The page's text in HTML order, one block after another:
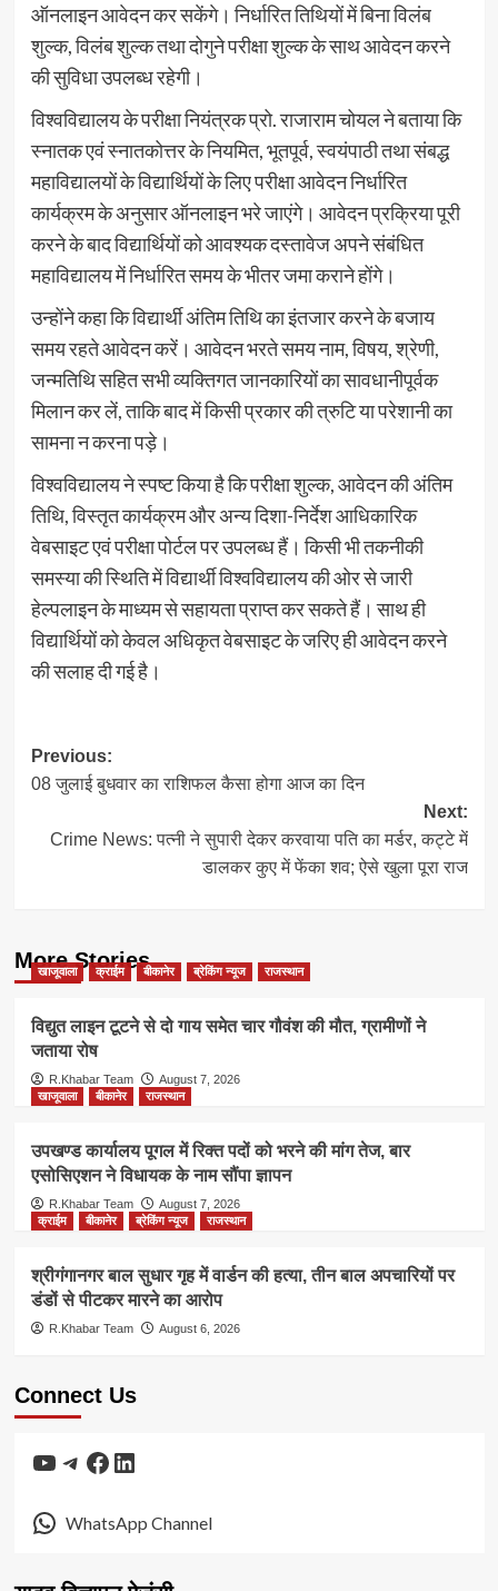
ऑनलाइन आवेदन कर सकेंगे। निर्धारित तिथियों में बिना विलंब
शुल्क, विलंब शुल्क तथा दोगुने परीक्षा शुल्क के साथ आवेदन करने
की सुविधा उपलब्ध रहेगी।
विश्वविद्यालय के परीक्षा नियंत्रक प्रो. राजाराम चोयल ने बताया कि
स्नातक एवं स्नातकोत्तर के नियमित, भूतपूर्व, स्वयंपाठी तथा संबद्ध
महाविद्यालयों के विद्यार्थियों के लिए परीक्षा आवेदन निर्धारित
कार्यक्रम के अनुसार ऑनलाइन भरे जाएंगे। आवेदन प्रक्रिया पूरी
करने के बाद विद्यार्थियों को आवश्यक दस्तावेज अपने संबंधित
महाविद्यालय में निर्धारित समय के भीतर जमा कराने होंगे।
उन्होंने कहा कि विद्यार्थी अंतिम तिथि का इंतजार करने के बजाय
समय रहते आवेदन करें। आवेदन भरते समय नाम, विषय, श्रेणी,
जन्मतिथि सहित सभी व्यक्तिगत जानकारियों का सावधानीपूर्वक
मिलान कर लें, ताकि बाद में किसी प्रकार की त्रुटि या परेशानी का
सामना न करना पड़े।
विश्वविद्यालय ने स्पष्ट किया है कि परीक्षा शुल्क, आवेदन की अंतिम
तिथि, विस्तृत कार्यक्रम और अन्य दिशा-निर्देश आधिकारिक
वेबसाइट एवं परीक्षा पोर्टल पर उपलब्ध हैं। किसी भी तकनीकी
समस्या की स्थिति में विद्यार्थी विश्वविद्यालय की ओर से जारी
हेल्पलाइन के माध्यम से सहायता प्राप्त कर सकते हैं। साथ ही
विद्यार्थियों को केवल अधिकृत वेबसाइट के जरिए ही आवेदन करने
की सलाह दी गई है।
Post
navigation
Previous:
08 जुलाई बुधवार का राशिफल कैसा होगा आज का दिन
Next:
Crime News: पत्नी ने सुपारी देकर करवाया पति का मर्डर, कट्टे में
डालकर कुए में फेंका शव; ऐसे खुला पूरा राज
More Stories
खाजूवाला क्राईम बीकानेर ब्रेकिंग न्यूज राजस्थान
विद्युत लाइन टूटने से दो गाय समेत चार गौवंश की मौत, ग्रामीणों ने
जताया रोष
R.Khabar Team
August 7, 2026
खाजूवाला
बीकानेर राजस्थान
उपखण्ड कार्यालय पूगल में रिक्त पदों को भरने की मांग तेज, बार
एसोसिएशन ने विधायक के नाम सौंपा ज्ञापन
R.Khabar Team
August 7, 2026
क्राईम
बीकानेर ब्रेकिंग न्यूज राजस्थान
श्रीगंगानगर बाल सुधार गृह में वार्डन की हत्या, तीन बाल अपचारियों पर
डंडों से पीटकर मारने का आरोप
R.Khabar Team August 6, 2026
Connect Us
YouTube
Telegram
Facebook
LinkedIn
WhatsApp Channel